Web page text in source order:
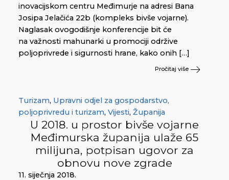
inovacijskom centru Međimurje na adresi Bana
Josipa Jelačića 22b (kompleks bivše vojarne).
Naglasak ovogodišnje konferencije bit će
na važnosti mahunarki u promociji održive
poljoprivrede i sigurnosti hrane, kako onih […]
Pročitaj više
Turizam, Upravni odjel za gospodarstvo,
poljoprivredu i turizam, Vijesti, Županija
U 2018. u prostor bivše vojarne
Međimurska županija ulaže 65
milijuna, potpisan ugovor za
obnovu nove zgrade
11. siječnja 2018.